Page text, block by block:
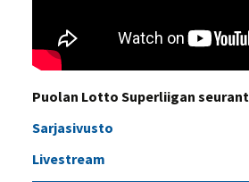
Puolan Lotto Superliigan
Sarjasivusto
Livestream